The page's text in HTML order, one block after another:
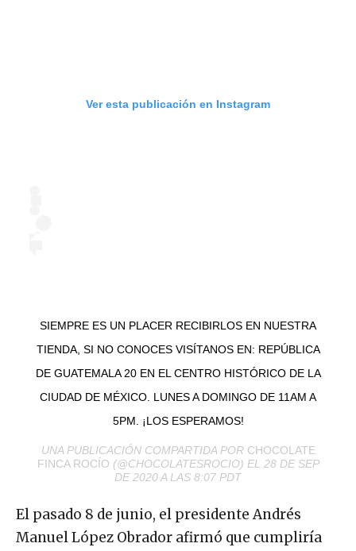
Ver esta publicación en Instagram
SIEMPRE ES UN PLACER RECIBIRLOS EN NUESTRA
TIENDA, SI NO CONOCES VISÍTANOS EN: REPÚBLICA
DE GUATEMALA 20 EN EL CENTRO HISTÓRICO DE LA
CIUDAD DE MÉXICO. LUNES A DOMINGO DE 11AM A
5PM. ¡LOS ESPERAMOS!
UNA PUBLICACIÓN COMPARTIDA POR CHOCOLATE
FINCA ROCÍO (@CHOCOLATESROCIO) EL 28 DE SEP
DE 2020 A LAS 8:07 PDT
El pasado 8 de junio, el presidente Andrés
Manuel López Obrador afirmó que cumpliría